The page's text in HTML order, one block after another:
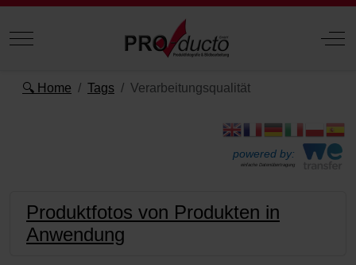
Mobile Menu Toggle Off-
🔍 Home Tags Verarbeitungsqualität
powered by:
einfache Datenübertragung
Produktfotos von Produkten in
Anwendung